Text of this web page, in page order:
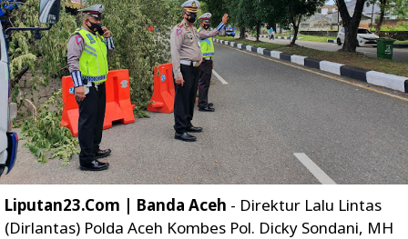
Liputan23.Com | Banda Aceh - Direktur Lalu Lintas
(Dirlantas) Polda Aceh Kombes Pol. Dicky Sondani, MH